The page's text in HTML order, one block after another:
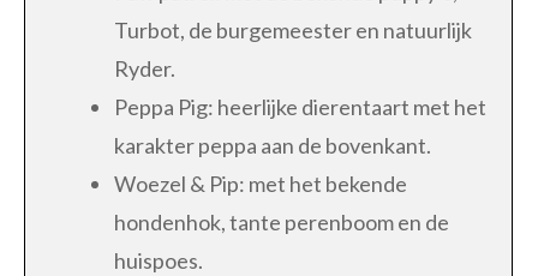
Turbot, de burgemeester en natuurlijk
Ryder.
Peppa Pig: heerlijke dierentaart met het
karakter peppa aan de bovenkant.
Woezel & Pip: met het bekende
hondenhok, tante perenboom en de
huispoes.